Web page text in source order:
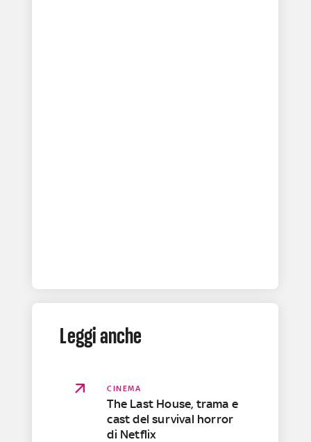
Leggi anche
CINEMA
The Last House, trama e
cast del survival horror
di Netflix